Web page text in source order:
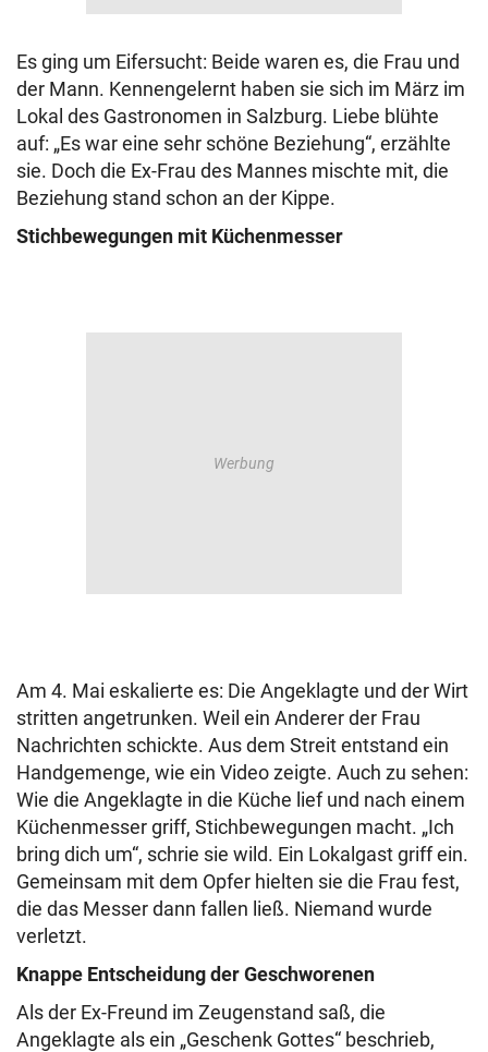
Es ging um Eifersucht: Beide waren es, die Frau und
der Mann. Kennengelernt haben sie sich im März im
Lokal des Gastronomen in Salzburg. Liebe blühte
auf: „Es war eine sehr schöne Beziehung“, erzählte
sie. Doch die Ex-Frau des Mannes mischte mit, die
Beziehung stand schon an der Kippe.
Stichbewegungen mit Küchenmesser
Am 4. Mai eskalierte es: Die Angeklagte und der Wirt
stritten angetrunken. Weil ein Anderer der Frau
Nachrichten schickte. Aus dem Streit entstand ein
Handgemenge, wie ein Video zeigte. Auch zu sehen:
Wie die Angeklagte in die Küche lief und nach einem
Küchenmesser griff, Stichbewegungen macht. „Ich
bring dich um“, schrie sie wild. Ein Lokalgast griff ein.
Gemeinsam mit dem Opfer hielten sie die Frau fest,
die das Messer dann fallen ließ. Niemand wurde
verletzt.
Knappe Entscheidung der Geschworenen
Als der Ex-Freund im Zeugenstand saß, die
Angeklagte als ein „Geschenk Gottes“ beschrieb,